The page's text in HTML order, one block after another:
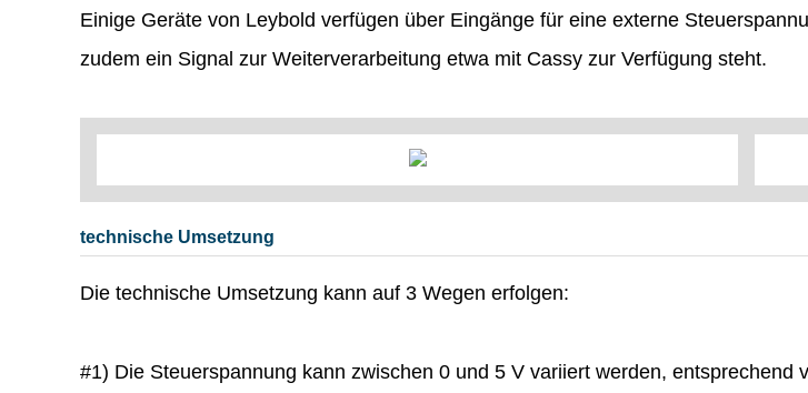
Einige Geräte von Leybold verfügen über Eingänge für eine externe
zudem ein Signal zur Weiterverarbeitung etwa mit Cassy zur Verfügung steht.
technische Umsetzung
Die technische Umsetzung kann auf 3 Wegen erfolgen:
#1) Die Steuerspannung kann zwischen 0 und 5 V variiert werden,